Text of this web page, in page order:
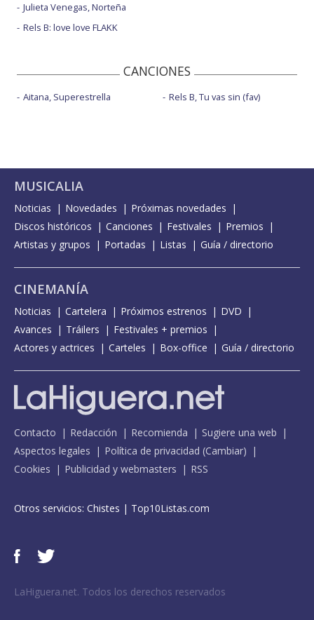
Julieta Venegas, Norteña
Rels B: love love FLAKK
CANCIONES
Aitana, Superestrella Rels B, Tu vas sin (fav)
MUSICALIA
Noticias Novedades
Próximas novedades
Discos históricos
Canciones Festivales
Premios
Artistas y grupos
Portadas Listas Guía / directorio
CINEMANÍA
Noticias Cartelera Próximos estrenos
DVD
Avances
Tráilers
Festivales + premios
Actores y actrices
Carteles Box-office Guía / directorio
Contacto Redacción Recomienda
Sugiere una web
Aspectos legales
Política de privacidad (Cambiar)
Cookies
Publicidad y webmasters RSS
Otros servicios: Chistes | Top10Listas.com
LaHiguera.net. Todos los derechos reservados